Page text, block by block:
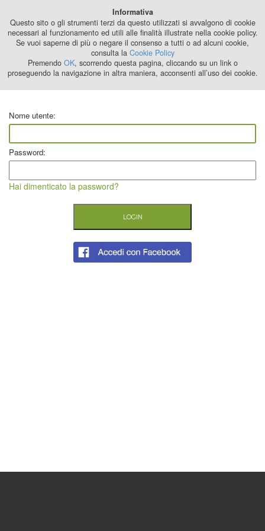
2024
Nome utente:
Password:
Hai dimenticato la password?
Informativa
Questo sito o gli strumenti terzi da questo utilizzati si avvalgono di cookie
necessari al funzionamento ed utili alle finalità illustrate nella cookie policy.
Se vuoi saperne di più o negare il consenso a tutti o ad alcuni cookie,
consulta la Cookie Policy
Premendo OK, scorrendo questa pagina, cliccando su un link o
proseguendo la navigazione in altra maniera, acconsenti all’uso dei cookie.